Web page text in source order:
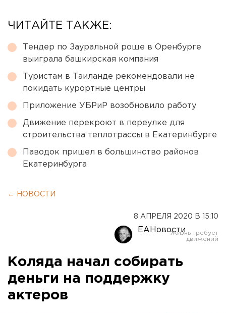
ЧИТАЙТЕ ТАКЖЕ:
Тендер по Зауральной роще в Оренбурге
выиграла башкирская компания
Туристам в Таиланде рекомендовали не
покидать курортные центры
Приложение УБРиР возобновило работу
Движение перекроют в переулке для
строительства теплотрассы в Екатеринбурге
Паводок пришел в большинство районов
Екатеринбурга
← НОВОСТИ
8 АПРЕЛЯ 2020 В 15:10
ЕАНовости
Коляда начал собирать
деньги на поддержку
актеров